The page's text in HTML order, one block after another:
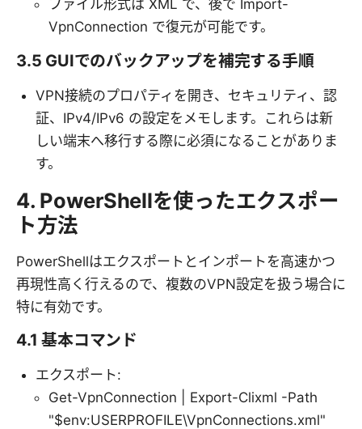
ファイル形式は XML で、後で Import-
VpnConnection で復元が可能です。
3.5 GUIでのバックアップを補完する手順
VPN接続のプロパティを開き、セキュリティ、認
証、IPv4/IPv6 の設定をメモします。これらは新
しい端末へ移行する際に必須になることがありま
す。
4. PowerShellを使ったエクスポー
ト方法
PowerShellはエクスポートとインポートを高速かつ
再現性高く行えるので、複数のVPN設定を扱う場合に
特に有効です。
4.1 基本コマンド
エクスポート:
Get-VpnConnection | Export-Clixml -Path
"$env:USERPROFILE\VpnConnections.xml"